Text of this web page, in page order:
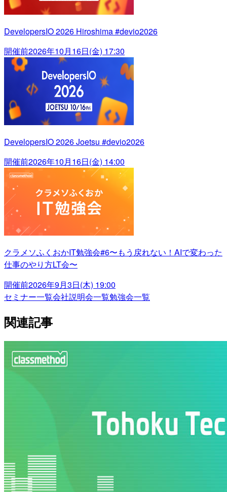
DevelopersIO 2026 Hiroshima #devio2026
開催前2026年10月16日(金) 17:30
DevelopersIO 2026 Joetsu #devio2026
開催前2026年10月16日(金) 14:00
クラメソふくおかIT勉強会#6〜もう戻れない！AIで変わった
仕事のやり方LT会〜
開催前2026年9月3日(木) 19:00
セミナー一覧会社説明会一覧勉強会一覧
関連記事